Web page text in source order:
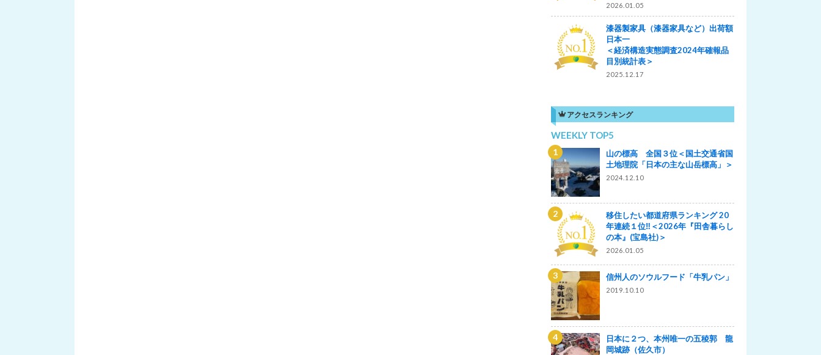
2026.01.05
漆器製家具（漆器家具など）出荷額
日本一
＜経済構造実態調査2024年確報品
目別統計表＞
2025.12.17
アクセスランキング
WEEKLY TOP5
山の標高 全国３位＜国土交通省国
土地理院「日本の主な山岳標高」＞
2024.12.10
移住したい都道府県ランキング 20
年連続１位‼＜2026年『田舎暮らし
の本』(宝島社)＞
2026.01.05
信州人のソウルフード「牛乳パン」
2019.10.10
日本に２つ、本州唯一の五稜郭 龍
岡城跡（佐久市）